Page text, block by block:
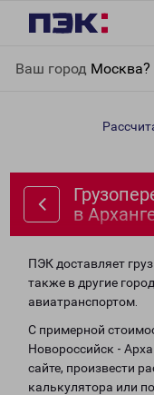
Ваш город Москва?
Архангельск
в
ПЭК доставляет
также в другие
авиатранспортом.
С примерной
Новороссийск -
сайте, произвести
калькулятора или